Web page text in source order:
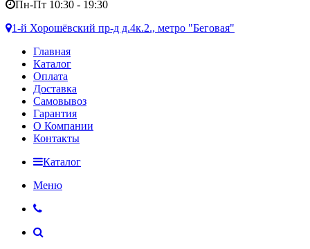
Пн-Пт 10:30 - 19:30
1-й Хорошёвский пр-д д.4к.2., метро "Беговая"
Главная
Каталог
Оплата
Доставка
Самовывоз
Гарантия
О Компании
Контакты
Каталог
Меню